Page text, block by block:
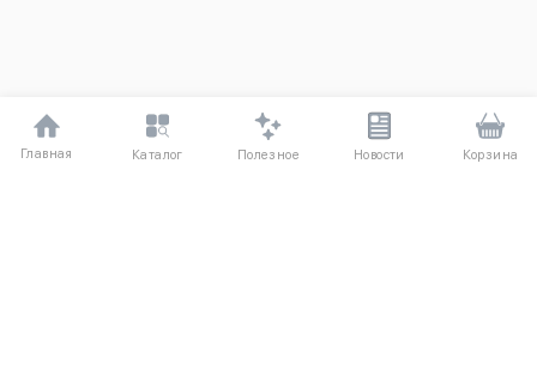
Главная Каталог Полезное Новости Корзина